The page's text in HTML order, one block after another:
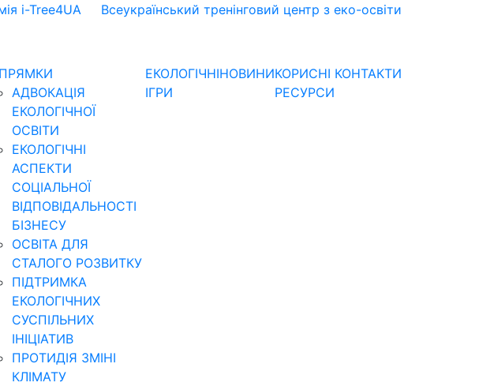
i-Tree4UA Всеукраїнський тренінговий центр з еко-освіти
АДВОКАЦІЯ
ЕКОЛОГІЧНОЇ
ОСВІТИ
ЕКОЛОГІЧНІ
АСПЕКТИ
СОЦІАЛЬНОЇ
ВІДПОВІДАЛЬНОСТІ
БІЗНЕСУ
ОСВІТА ДЛЯ
СТАЛОГО РОЗВИТКУ
ПІДТРИМКА
ЕКОЛОГІЧНИХ
СУСПІЛЬНИХ
ІНІЦІАТИВ
ПРОТИДІЯ ЗМІНІ
КЛІМАТУ
ЕКОЛОГІЧНІ
ІГРИ
НОВИНИКОРИСНІ
РЕСУРСИ
КОНТАКТИ